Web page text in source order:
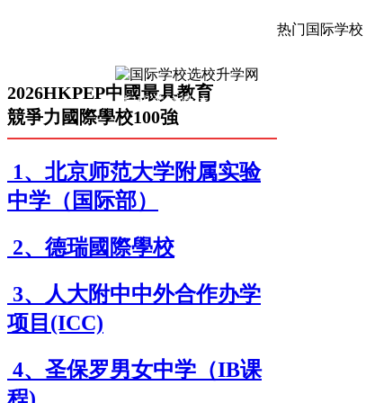
2026HKPEP中國最具教育
競爭力國際學校100強
1、北京师范大学附属实验
中学（国际部）
2、德瑞國際學校
3、人大附中中外合作办学
项目(ICC)
4、圣保罗男女中学（IB课
程)
热门国际学校
扫码关注微信公众号